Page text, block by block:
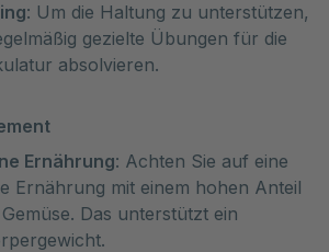
: Um die Haltung zu unterstützen,
gezielte Übungen für die
absolvieren.
Ernährung: Achten Sie auf eine
Ernährung mit einem hohen Anteil
Das unterstützt ein